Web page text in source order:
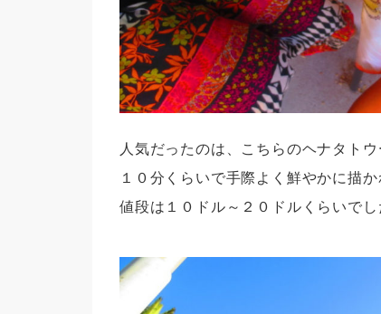
人気だったのは、こちらのヘナタトウ
１０分くらいで手際よく鮮やかに描か
値段は１０ドル～２０ドルくらいでし